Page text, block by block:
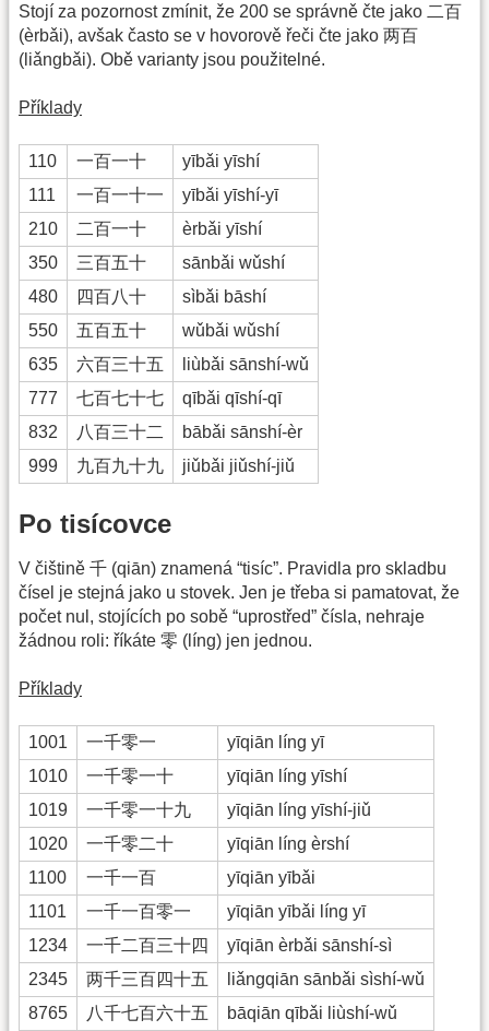
Stojí za pozornost zmínit, že 200 se správně čte jako 二百
(èrbǎi), avšak často se v hovorově řeči čte jako 两百
(liǎngbǎi). Obě varianty jsou použitelné.
Příklady
110 一百一十
yībǎi yīshí
111
一百一十一
yībǎi yīshí-yī
210
二百一十
èrbǎi yīshí
350
三百五十
sānbǎi wǔshí
480
四百八十
sìbǎi bāshí
550
五百五十
wǔbǎi wǔshí
635
六百三十五
liùbǎi sānshí-wǔ
777
七百七十七
qībǎi qīshí-qī
832
八百三十二
bābǎi sānshí-èr
999
九百九十九 jiǔbǎi jiǔshí-jiǔ
Po tisícovce
V čištině 千 (qiān) znamená “tisíc”. Pravidla pro skladbu
čísel je stejná jako u stovek. Jen je třeba si pamatovat, že
počet nul, stojících po sobě “uprostřed” čísla, nehraje
žádnou roli: říkáte 零 (líng) jen jednou.
Příklady
1001 一千零一
yīqiān líng yī
1010
一千零一十
yīqiān líng yīshí
1019
一千零一十九
yīqiān líng yīshí-jiǔ
1020
一千零二十
yīqiān líng èrshí
1100
一千一百
yīqiān yībǎi
1101
一千一百零一
yīqiān yībǎi líng yī
1234
一千二百三十四
yīqiān èrbǎi sānshí-sì
2345
两千三百四十五
liǎngqiān sānbǎi sìshí-wǔ
8765
八千七百六十五 bāqiān qībǎi liùshí-wǔ